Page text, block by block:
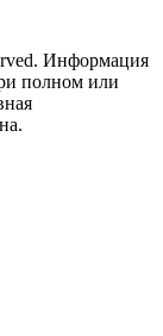
Информация
полном или